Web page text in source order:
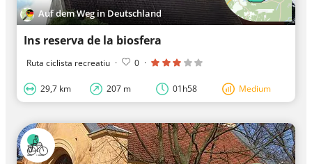
Auf dem Weg in Deutschland
Ins reserva de la biosfera
Ruta ciclista recreatiu · 0 ·
29,7 km 207 m 01h58 Medium